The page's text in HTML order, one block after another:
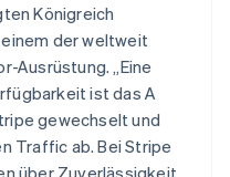
Königreich
der weltweit
Ausrüstung. „Eine
ist das A
gewechselt und
Traffic ab. Bei Stripe
über Zuverlässigkeit